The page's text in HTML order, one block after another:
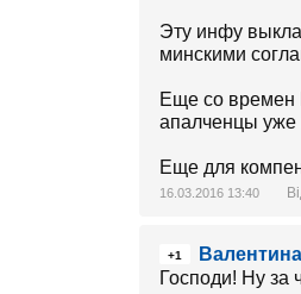
Эту инфу
минскими
Еще со времен
апалченцы уже
Еще для
16.03.2016 13:40
+1
Господи! Ну за